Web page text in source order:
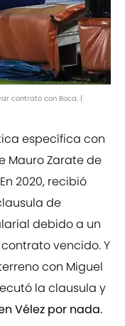
contrato con Boca. |
específica con
Mauro Zarate de
2020, recibió
de
debido a un
vencido. Y
con Miguel
la clausula y
Vélez por nada.